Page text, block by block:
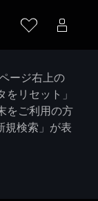
ージ右上の
をリセット」
をご利用の方
規検索」が表